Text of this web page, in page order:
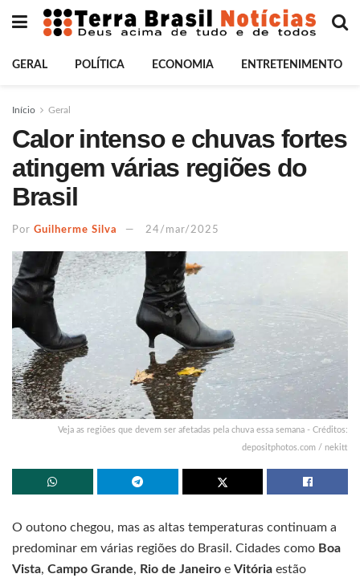
GERAL POLÍTICA ECONOMIA ENTRETENIMENTO
Início Geral
Calor intenso e chuvas fortes
atingem várias regiões do
Brasil
Por Guilherme Silva 24/mar/2025
Veja as regiões que devem ser afetadas pela chuva essa semana - Créditos:
depositphotos.com / nekitt
O outono chegou, mas as altas temperaturas continuam a
predominar em várias regiões do Brasil. Cidades como Boa
Vista, Campo Grande, Rio de Janeiro e Vitória estão